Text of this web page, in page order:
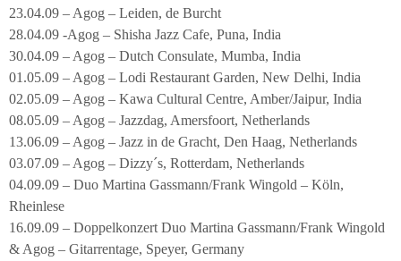
23.04.09 – Agog – Leiden, de Burcht
28.04.09 -Agog – Shisha Jazz Cafe, Puna, India
30.04.09 – Agog – Dutch Consulate, Mumba, India
01.05.09 – Agog – Lodi Restaurant Garden, New Delhi, India
02.05.09 – Agog – Kawa Cultural Centre, Amber/Jaipur, India
08.05.09 – Agog – Jazzdag, Amersfoort, Netherlands
13.06.09 – Agog – Jazz in de Gracht, Den Haag, Netherlands
03.07.09 – Agog – Dizzy´s, Rotterdam, Netherlands
04.09.09 – Duo Martina Gassmann/Frank Wingold – Köln,
Rheinlese
16.09.09 – Doppelkonzert Duo Martina Gassmann/Frank Wingold
& Agog – Gitarrentage, Speyer, Germany